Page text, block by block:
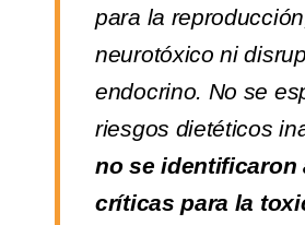
para la
neurotóxico ni
endocrino. No se
riesgos dietéticos
no se identificaron
críticas para la